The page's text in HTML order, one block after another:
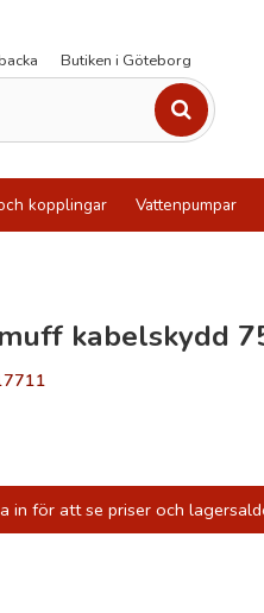
Butiken i Göteborg
kopplingar Vattenpumpar
kabelskydd
in för att se priser och